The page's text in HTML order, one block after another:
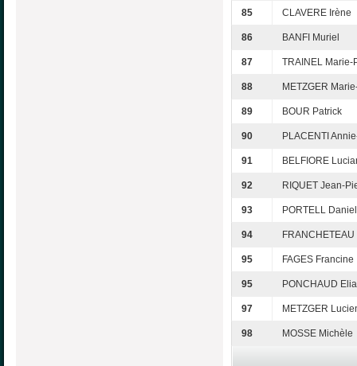
85 CLAVERE Irène
86 BANFI Muriel
87 TRAINEL Marie-
88 METZGER
89 BOUR Patrick
90 PLACENTI
91 BELFIORE
92 RIQUET Jean-
93 PORTELL
94
95 FAGES Francine
95 PONCHAUD
97 METZGER
98 MOSSE Michèle